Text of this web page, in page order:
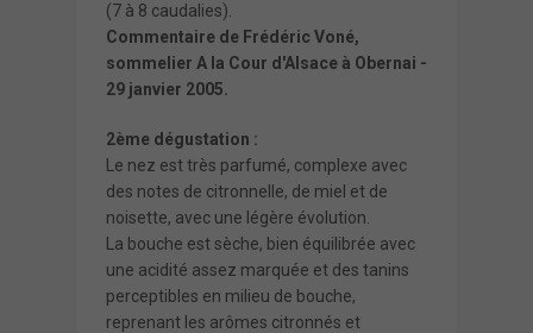
(7 à 8 caudalies).
Commentaire de Frédéric Voné,
sommelier A la Cour d'Alsace à Obernai -
29 janvier 2005.
2ème dégustation :
Le nez est très parfumé, complexe avec
des notes de citronnelle, de miel et de
noisette, avec une légère évolution.
La bouche est sèche, bien équilibrée avec
une acidité assez marquée et des tanins
perceptibles en milieu de bouche,
reprenant les arômes citronnés et